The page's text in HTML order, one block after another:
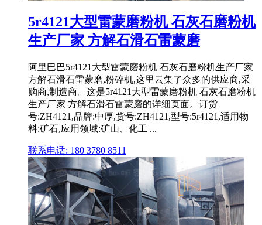
5r4121大型雷蒙磨粉机 石灰石磨粉机
生产厂家 方解石滑石雷蒙磨
阿里巴巴5r4121大型雷蒙磨粉机 石灰石磨粉机生产厂家
方解石滑石雷蒙磨,粉碎机,这里云集了众多的供应商,采
购商,制造商。这是5r4121大型雷蒙磨粉机 石灰石磨粉机
生产厂家 方解石滑石雷蒙磨的详细页面。订货
号:ZH4121,品牌:中厚,货号:ZH4121,型号:5r4121,适用物
料:矿石,应用领域:矿山、化工 ...
联系电话: 180 3780 8511